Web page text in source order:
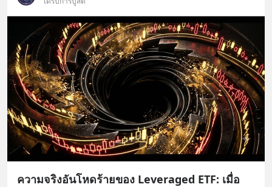
ความจริงอันโหดร้ายของ Leveraged ETF: เมื่อ